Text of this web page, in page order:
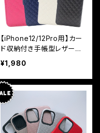
【iPhone12/12Pro用】カー
ド収納付き手帳型レザーケ
ース カラーレザー キル
ティングデザイン
¥1,980